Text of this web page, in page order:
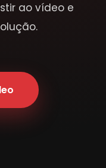
ao vídeo e